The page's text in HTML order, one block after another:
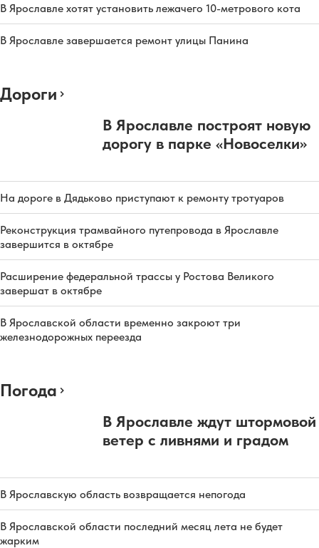
В Ярославле хотят установить лежачего 10-метрового кота
В Ярославле завершается ремонт улицы Панина
Дороги
В Ярославле построят новую
дорогу в парке «Новоселки»
На дороге в Дядьково приступают к ремонту тротуаров
Реконструкция трамвайного путепровода в Ярославле
завершится в октябре
Расширение федеральной трассы у Ростова Великого
завершат в октябре
В Ярославской области временно закроют три
железнодорожных переезда
Погода
В Ярославле ждут штормовой
ветер с ливнями и градом
В Ярославскую область возвращается непогода
В Ярославской области последний месяц лета не будет
жарким